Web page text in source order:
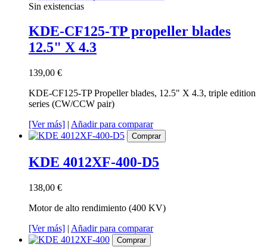
Sin existencias
KDE-CF125-TP propeller blades
12.5" X 4.3
139,00 €
KDE-CF125-TP Propeller blades, 12.5" X 4.3, triple edition
series (CW/CCW pair)
[Ver más] | Añadir para comparar
Comprar
KDE 4012XF-400-D5
138,00 €
Motor de alto rendimiento (400 KV)
[Ver más] | Añadir para comparar
Comprar